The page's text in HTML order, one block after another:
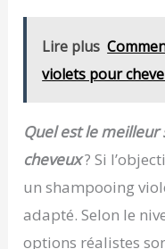
Lire plus
violets pour
Quel est le meilleur
cheveux? Si
un shampooing
adapté. Selon le
options réalistes